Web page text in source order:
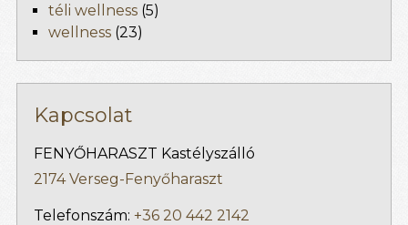
téli wellness (5)
wellness (23)
Kapcsolat
FENYŐHARASZT Kastélyszálló
2174 Verseg-Fenyőharaszt
Telefonszám: +36 20 442 2142